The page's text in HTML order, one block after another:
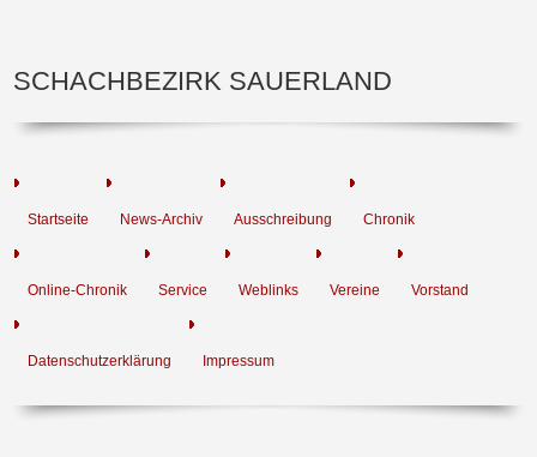
SCHACHBEZIRK SAUERLAND
Startseite News-Archiv Ausschreibung Chronik
Online-Chronik Service Weblinks Vereine Vorstand
Datenschutzerklärung Impressum